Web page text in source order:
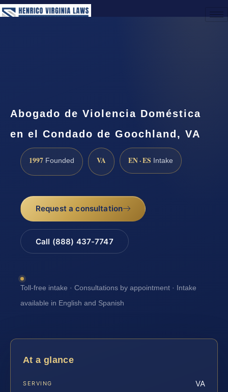
Abogado de Violencia Doméstica
en el Condado de Goochland, VA
1997 Founded VA EN · ES Intake
Request a consultation
Call (888) 437-7747
Toll-free intake · Consultations by appointment · Intake
available in English and Spanish
At a glance
SERVING VA